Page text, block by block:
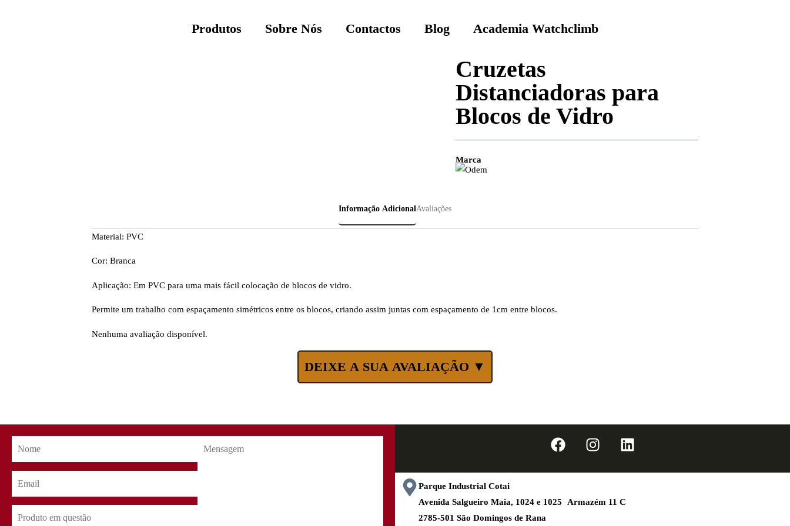
Produtos Sobre Nós Contactos Blog Academia Watchclimb
Cruzetas
Distanciadoras para
Blocos de Vidro
Marca
Informação AdicionalAvaliações
Material: PVC
Cor: Branca
Aplicação: Em PVC para uma mais fácil colocação de blocos de vidro.
Permite um trabalho com espaçamento simétricos entre os blocos, criando assim juntas com espaçamento de 1cm entre blocos.
Nenhuma avaliação disponível.
DEIXE A SUA AVALIAÇÃO ▼
Parque Industrial Cotai
Avenida Salgueiro Maia, 1024 e 1025 Armazém 11 C
2785-501 São Domingos de Rana